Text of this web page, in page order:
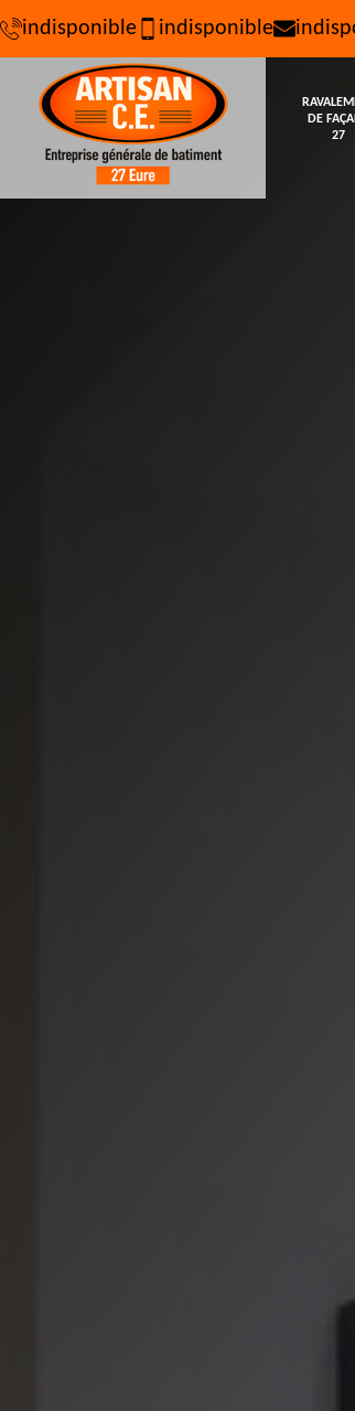
indisponible indisponible
DE
27